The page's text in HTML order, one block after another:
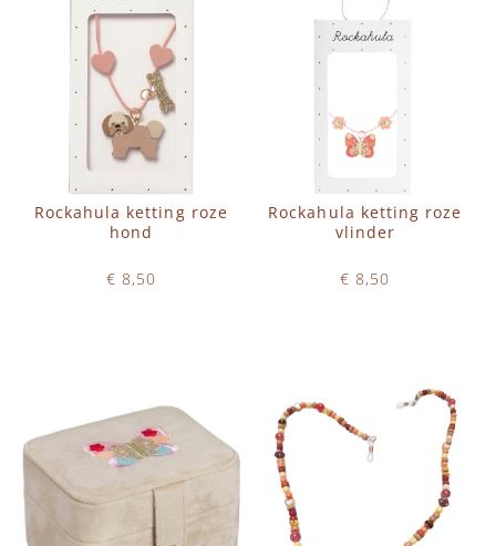
Rockahula ketting roze
hond
€ 8,50
Rockahula ketting roze
vlinder
€ 8,50